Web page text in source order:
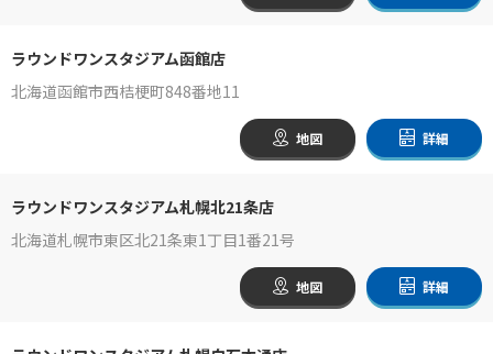
ラウンドワンスタジアム函館店
北海道函館市西桔梗町848番地11
地図 詳細
ラウンドワンスタジアム札幌北21条店
北海道札幌市東区北21条東1丁目1番21号
地図 詳細